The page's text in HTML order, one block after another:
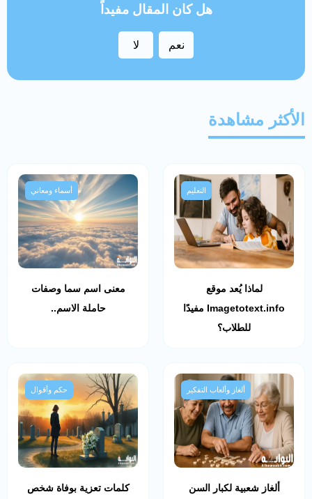
هل كان المقال مفيداً
نعم لا
الأكثر مشاهدة
التعليم
لماذا يُعد موقع
Imagetotext.info مفيدًا
للطلاب؟
أسماء ومعاني
معنى اسم سما وصفات
حاملة الاسم..
ألغاز وألعاب التفكير
ألغاز شعبية لكبار السن
حكم وأقوال
كلمات تعزية بوفاة شخص